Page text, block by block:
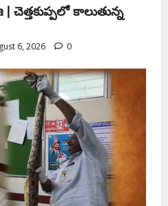
| చెత్త‌కుప్ప‌లో కాలుతున్న
6, 2026 0